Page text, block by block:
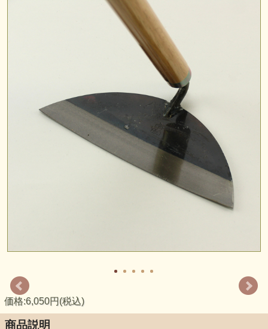
価格:6,050円(税込)
商品説明